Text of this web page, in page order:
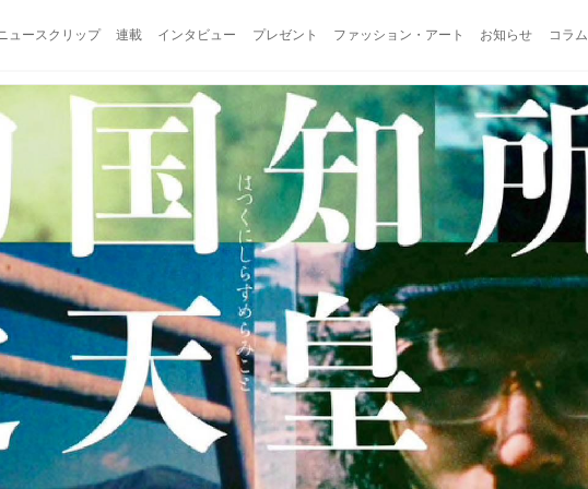
ュースクリップ 連載 インタビュー プレゼント ファッション・アート お知らせ コラム